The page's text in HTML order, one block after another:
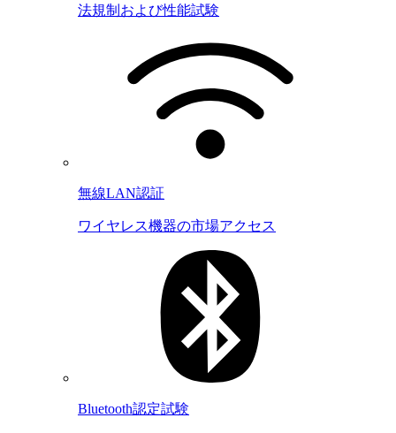
法規制および性能試験
無線LAN認証
ワイヤレス機器の市場アクセス
Bluetooth認定試験